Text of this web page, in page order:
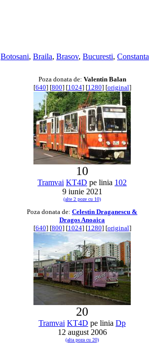
Botosani, Braila, Brasov, Bucuresti, Constanta
Poza donata de: Valentin Balan
[640] [800] [1024] [1280] [original]
10
Tramvai KT4D pe linia 102
9 iunie 2021
(alte 2 poze cu 10)
Poza donata de: Celestin Draganescu &
Dragos Anoaica
[640] [800] [1024] [1280] [original]
20
Tramvai KT4D pe linia Dp
12 august 2006
(alta poza cu 20)